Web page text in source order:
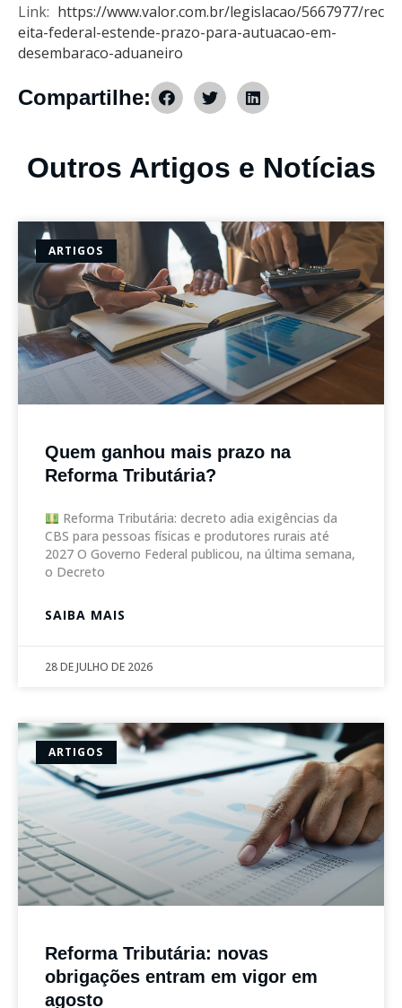
Link: https://www.valor.com.br/legislacao/5667977/rec
eita-federal-estende-prazo-para-autuacao-em-
desembaraco-aduaneiro
Compartilhe:
Outros Artigos e Notícias
ARTIGOS
Quem ganhou mais prazo na
Reforma Tributária?
Reforma Tributária: decreto adia exigências da
CBS para pessoas físicas e produtores rurais até
2027 O Governo Federal publicou, na última semana,
o Decreto
SAIBA MAIS
28 DE JULHO DE 2026
ARTIGOS
Reforma Tributária: novas
obrigações entram em vigor em
agosto